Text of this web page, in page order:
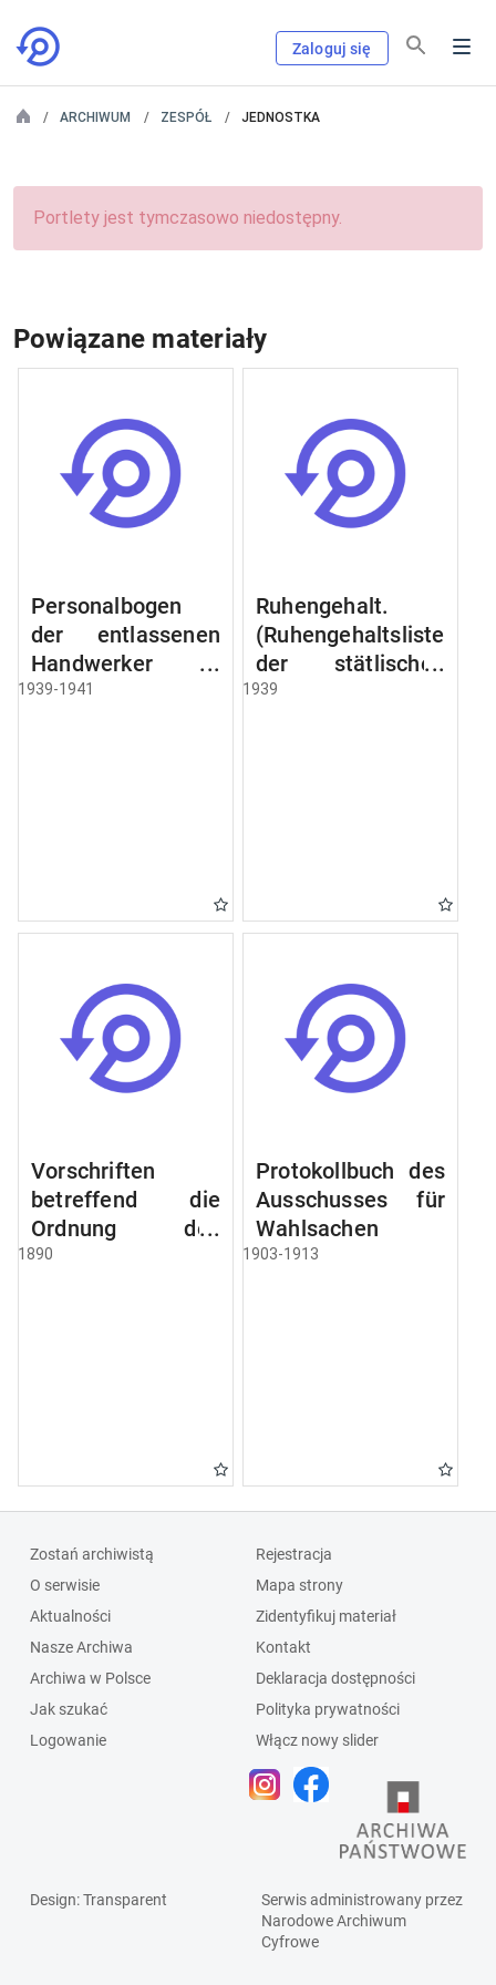
Zaloguj się
ARCHIWUM ZESPÓŁ JEDNOSTKA
Portlety jest tymczasowo niedostępny.
Powiązane materiały
Personalbogen
der entlassenen
Handwerker u.
Arbeiter des
1939-1941
Ruhengehalt.
(Ruhengehaltsliste
der stätlischen
Beamten u.
Raczyński! Schen
Bibliothek).
1939
Vorschriften
betreffend die
Ordnung des
Geschäftsganges
1890
Protokollbuch des
Ausschusses für
Wahlsachen
1903-1913
Zostań archiwistą
O serwisie
Aktualności
Nasze Archiwa
Archiwa w Polsce
Jak szukać
Logowanie
Rejestracja
Mapa strony
Zidentyfikuj materiał
Kontakt
Deklaracja dostępności
Polityka prywatności
Włącz nowy slider
Design: Transparent
Serwis administrowany przez
Narodowe Archiwum
Cyfrowe